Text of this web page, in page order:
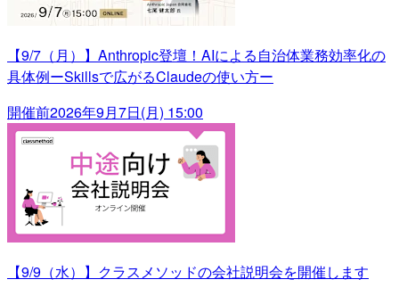
【9/7（月）】Anthropic登壇！AIによる自治体業務効率化の
具体例ーSkillsで広がるClaudeの使い方ー
開催前2026年9月7日(月) 15:00
【9/9（水）】クラスメソッドの会社説明会を開催します